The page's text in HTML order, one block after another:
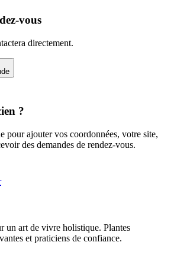
vous
directement.
?
pour ajouter vos coordonnées, votre site,
des demandes de rendez-vous.
un art de vivre holistique. Plantes
et praticiens de confiance.